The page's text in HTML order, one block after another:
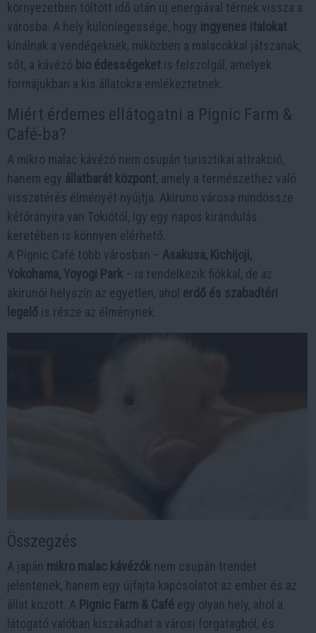
környezetben töltött idő után új energiával térnek vissza a
városba. A hely különlegessége, hogy ingyenes italokat
kínálnak a vendégeknek, miközben a malacokkal játszanak,
sőt, a kávézó bio édességeket is felszolgál, amelyek
formájukban a kis állatokra emlékeztetnek.
Miért érdemes ellátogatni a Pignic Farm &
Café-ba?
A mikro malac kávézó nem csupán turisztikai attrakció,
hanem egy állatbarát központ, amely a természethez való
visszatérés élményét nyújtja. Akiruno városa mindössze
kétórányira van Tokiótól, így egy napos kirándulás
keretében is könnyen elérhető.
A Pignic Café több városban – Asakusa, Kichijoji,
Yokohama, Yoyogi Park – is rendelkezik fiókkal, de az
akirunói helyszín az egyetlen, ahol erdő és szabadtéri
legelő is része az élménynek.
Összegzés
A japán mikro malac kávézók nem csupán trendet
jelentenek, hanem egy újfajta kapcsolatot az ember és az
állat között. A Pignic Farm & Café egy olyan hely, ahol a
látogató valóban kiszakadhat a városi forgatagból, és